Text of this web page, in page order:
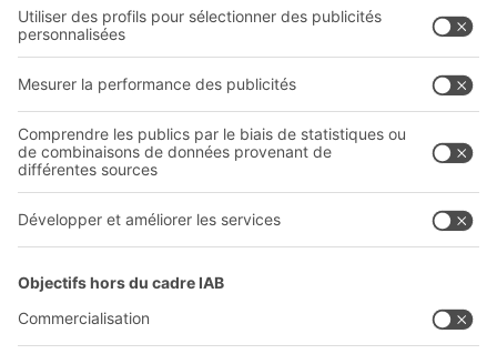
Qui sommes-nous ?
Sites internationaux
Sites de production
ABIT O
YOUR LIFE.